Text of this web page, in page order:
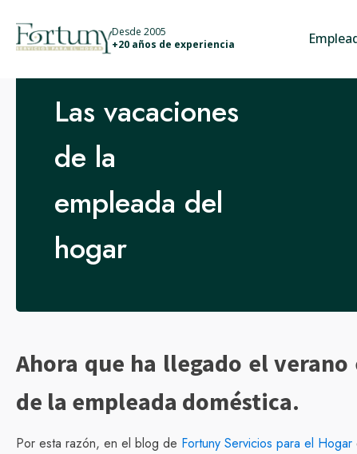
Desde 2005
+20 años de experiencia
Las vacaciones
de la
empleada del
hogar
Ahora que ha llegado el
de la empleada doméstica.
Por esta razón, en el blog de Fortuny Servicios para el Hogar